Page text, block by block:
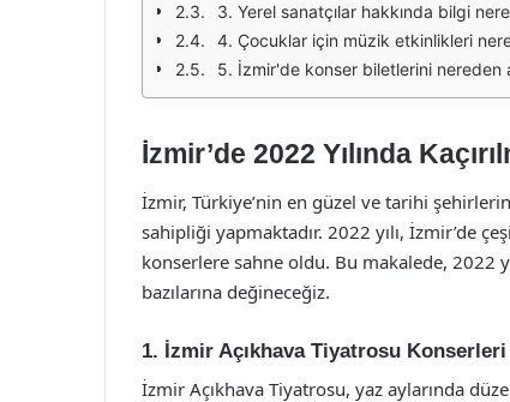
3. Yerel sanatçılar hakkında bilgi
4. Çocuklar için müzik etkinlikleri
5. İzmir'de konser biletlerini nereden
İzmir’de 2022 Yılında
İzmir, Türkiye’nin en güzel ve tarihi
sahipliği yapmaktadır. 2022 yılı, İzmir’de
konserlere sahne oldu. Bu makalede, 2022
bazılarına değineceğiz.
1. İzmir Açıkhava Tiyatrosu Konserleri
İzmir Açıkhava Tiyatrosu, yaz aylarında